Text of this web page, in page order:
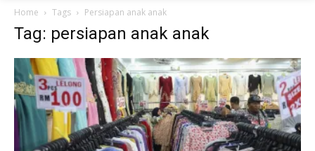
Home Tags Persiapan anak anak
Tag: persiapan anak anak